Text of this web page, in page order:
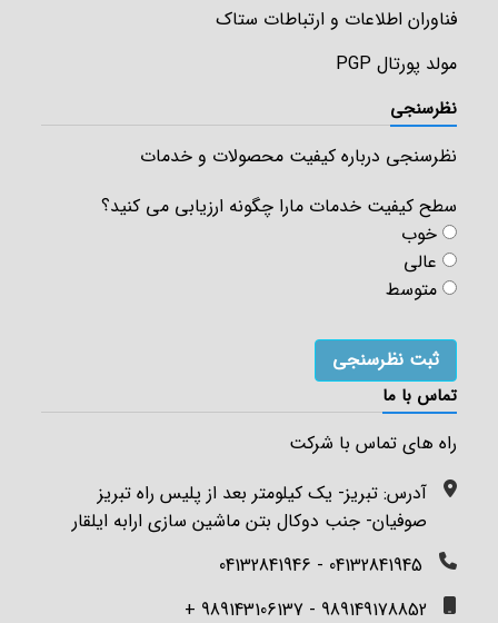
فناوران اطلاعات و ارتباطات ستاک
مولد پورتال PGP
نظرسنجی
نظرسنجی درباره کیفیت محصولات و خدمات
سطح کیفیت خدمات مارا چگونه ارزیابی می کنید؟
خوب
عالی
متوسط
تماس با ما
راه های تماس با شرکت
آدرس: تبریز- یک کیلومتر بعد از پلیس راه تبریز
صوفیان- جنب دوکال بتن ماشین سازی ارابه ایلقار
04132841945 - 04132841946
989149178852 - 989143106137 +